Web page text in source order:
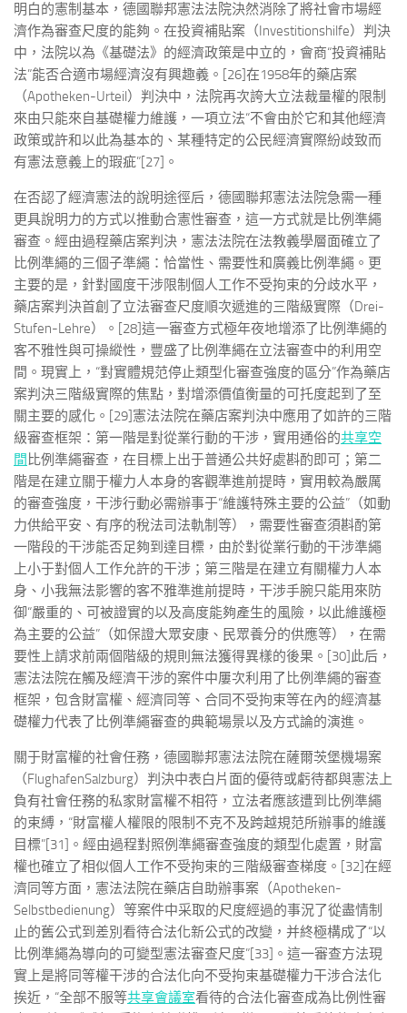
明白的憲制基本，德國聯邦憲法法院決然消除了將社會市場經
濟作為審查尺度的能夠。在投資補貼案（Investitionshilfe）判決
中，法院以為《基礎法》的經濟政策是中立的，會商“投資補貼
法”能否合適市場經濟沒有興趣義。[26]在1958年的藥店案
（Apotheken-Urteil）判決中，法院再次誇大立法裁量權的限制
來由只能來自基礎權力維護，一項立法“不會由於它和其他經濟
政策或許和以此為基本的、某種特定的公民經濟實際紛歧致而
有憲法意義上的瑕疵”[27]。
在否認了經濟憲法的說明途徑后，德國聯邦憲法法院急需一種
更具說明力的方式以推動合憲性審查，這一方式就是比例準繩
審查。經由過程藥店案判決，憲法法院在法教義學層面確立了
比例準繩的三個子準繩：恰當性、需要性和廣義比例準繩。更
主要的是，針對國度干涉限制個人工作不受拘束的分歧水平，
藥店案判決首創了立法審查尺度順次遞進的三階級實際（Drei-
Stufen-Lehre）。[28]這一審查方式極年夜地增添了比例準繩的
客不雅性與可操縱性，豐盛了比例準繩在立法審查中的利用空
間。現實上，“對實體規范停止類型化審查強度的區分”作為藥店
案判決三階級實際的焦點，對增添價值衡量的可托度起到了至
關主要的感化。[29]憲法法院在藥店案判決中應用了如許的三階
級審查框架：第一階是對從業行動的干涉，實用通俗的共享空
間 比例準繩審查，在目標上出于普通公共好處斟酌即可；第二
階是在建立關于權力人本身的客觀準進前提時，實用較為嚴厲
的審查強度，干涉行動必需辦事于“維護特殊主要的公益”（如動
力供給平安、有序的稅法司法軌制等），需要性審查須斟酌第
一階段的干涉能否足夠到達目標，由於對從業行動的干涉準繩
上小于對個人工作允許的干涉；第三階是在建立有關權力人本
身、小我無法影響的客不雅準進前提時，干涉手腕只能用來防
御“嚴重的、可被證實的以及高度能夠產生的風險，以此維護極
為主要的公益”（如保證大眾安康、民眾養分的供應等），在需
要性上請求前兩個階級的規則無法獲得異樣的後果。[30]此后，
憲法法院在觸及經濟干涉的案件中屢次利用了比例準繩的審查
框架，包含財富權、經濟同等、合同不受拘束等在內的經濟基
礎權力代表了比例準繩審查的典範場景以及方式論的演進。
關于財富權的社會任務，德國聯邦憲法法院在薩爾茨堡機場案
（FlughafenSalzburg）判決中表白片面的優待或虧待都與憲法上
負有社會任務的私家財富權不相符，立法者應該遭到比例準繩
的束縛，“財富權人權限的限制不克不及跨越規范所辦事的維護
目標”[31]。經由過程對照例準繩審查強度的類型化處置，財富
權也確立了相似個人工作不受拘束的三階級審查梯度。[32]在經
濟同等方面，憲法法院在藥店自助辦事案（Apotheken-
Selbstbedienung）等案件中采取的尺度經過的事況了從盡情制
止的舊公式到差別看待合法化新公式的改變，并終極構成了“以
比例準繩為導向的可變型憲法審查尺度”[33]。這一審查方法現
實上是將同等權干涉的合法化向不受拘束基礎權力干涉合法化
挨近，“全部不服等共享會議室看待的合法化審查成為比例性審